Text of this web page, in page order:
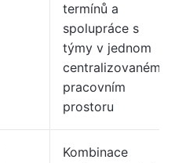
termínů a
spolupráce s
týmy v jednom
centralizovaném
pracovním
prostoru
Kombinace